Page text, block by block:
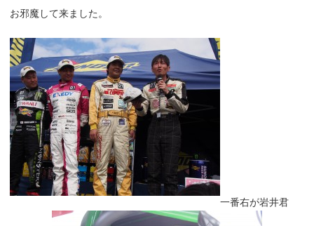
お邪魔して来ました。
一番右が岩井君